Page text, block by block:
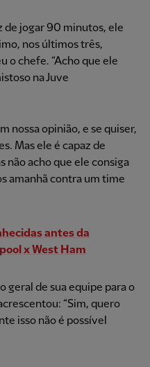
de jogar 90 minutos, ele
nos últimos três,
o chefe. “Acho que ele
na Juve
nossa opinião, e se quiser,
Mas ele é capaz de
não acho que ele consiga
amanhã contra um time
antes da
x West Ham
geral de sua equipe para o
“Sim, quero
isso não é possível